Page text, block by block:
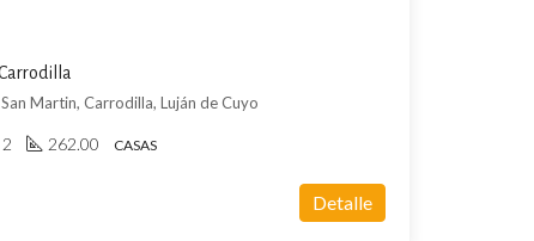
Martin, Carrodilla, Luján de Cuyo
2 262.00 CASAS
Detalle